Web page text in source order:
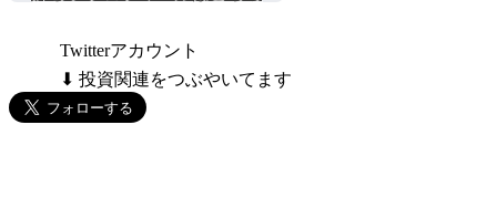
Twitterアカウント
⬇ 投資関連をつぶやいてます